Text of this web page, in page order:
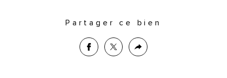
Partager ce bien